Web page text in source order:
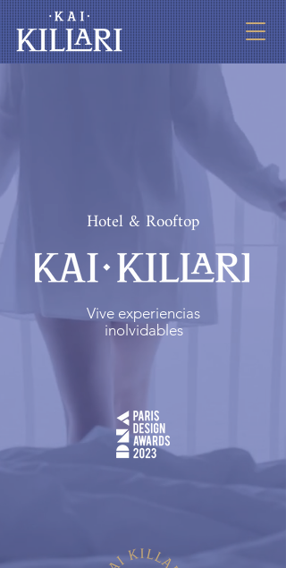
Hotel & Rooftop
Vive experiencias
inolvidables